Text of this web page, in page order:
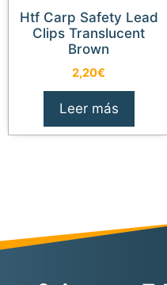
Htf Carp Safety Lead
Clips Translucent
Brown
2,20€
Leer más